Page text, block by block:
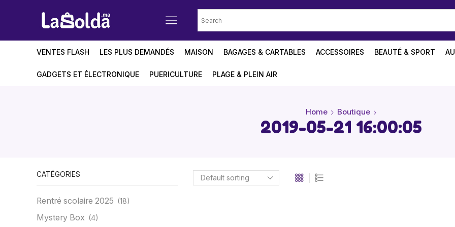
VENTES FLASH LES PLUS DEMANDÉS MAISON BAGAGES & CARTABLES ACCESSOIRES BEAUTÉ & SPORT
GADGETS ET ÉLECTRONIQUE PUERICULTURE PLAGE & PLEIN AIR
Home Boutique
2019-05-21 16:00:05
CATÉGORIES
Rentré scolaire 2025 (18)
Mystery Box (4)